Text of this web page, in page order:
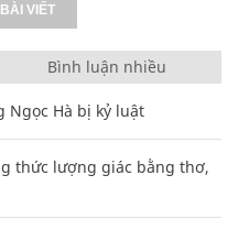
VIẾT
Bình luận nhiều
Ngọc Hà bị kỷ luật
thức lượng giác bằng thơ,